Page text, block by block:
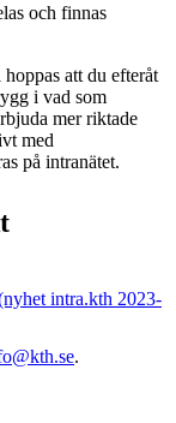
och finnas
att du efteråt
i vad som
mer riktade
med
på intranätet.
intra.kth 2023-
.